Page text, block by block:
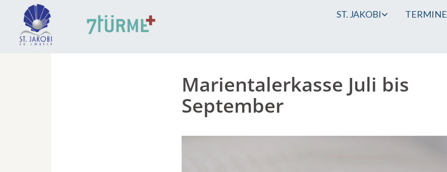
ST. JAKOBI TERMINE
Marientalerkasse Juli bis
September